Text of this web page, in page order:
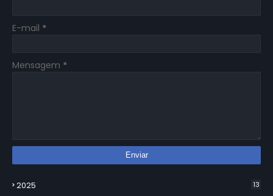
E-mail *
Mensagem *
2025 13